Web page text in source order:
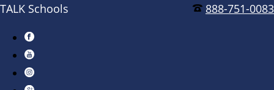
888-751-0083
TALK Schools